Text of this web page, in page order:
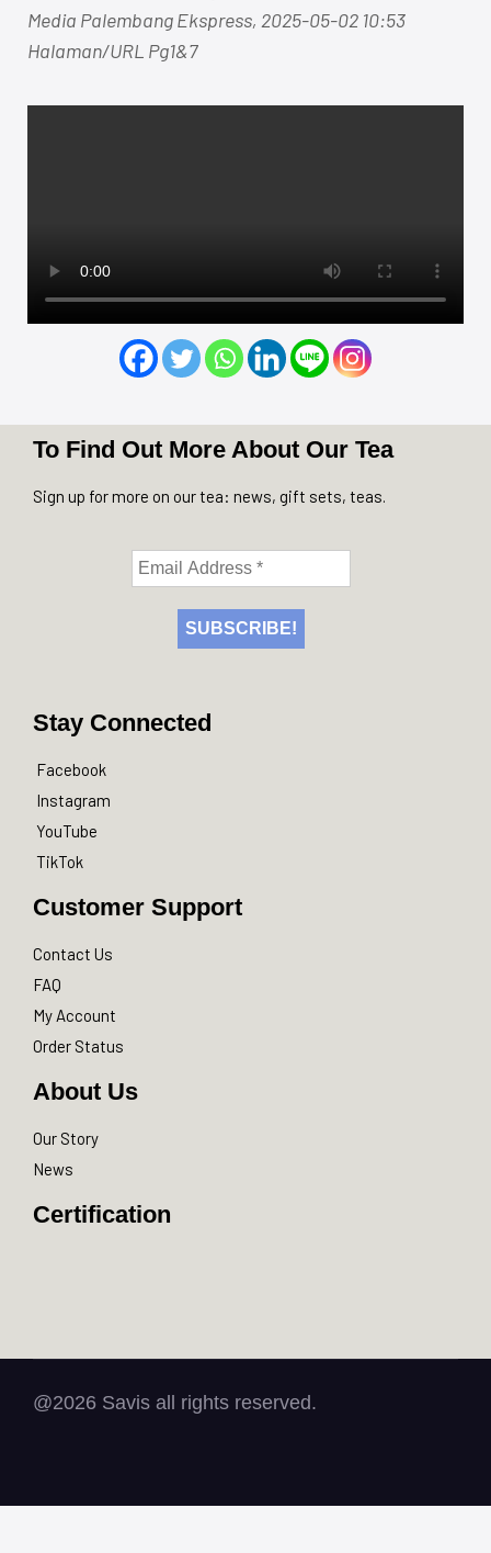
Media Palembang Ekspress, 2025-05-02 10:53
Halaman/URL Pg1&7
To Find Out More About Our Tea
Sign up for more on our tea: news, gift sets, teas.
Stay Connected
Facebook
Instagram
YouTube
TikTok
Customer Support
Contact Us
FAQ
My Account
Order Status
About Us
Our Story
News
Certification
@2026 Savis all rights reserved.